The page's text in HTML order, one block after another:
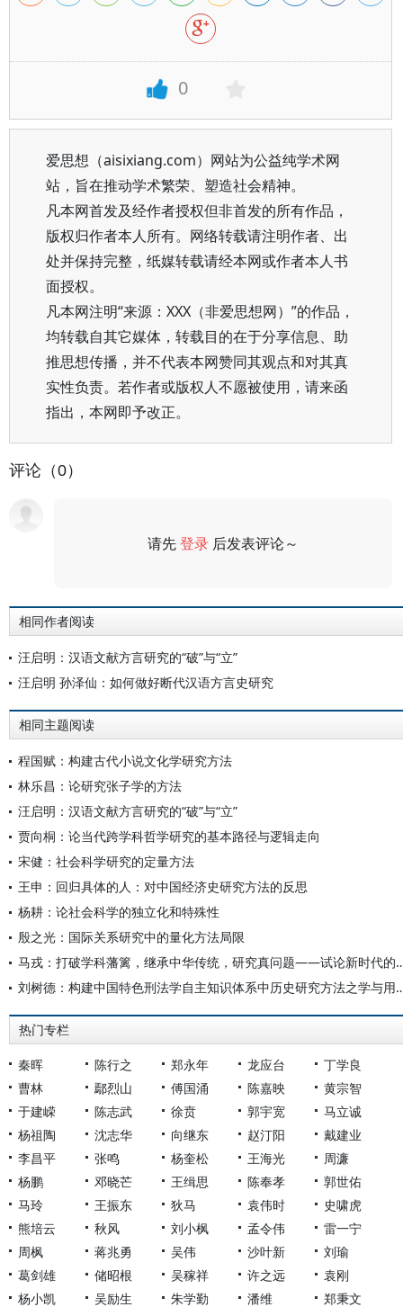
0
爱思想（aisixiang.com）网站为公益纯学术网
站，旨在推动学术繁荣、塑造社会精神。
凡本网首发及经作者授权但非首发的所有作品，
版权归作者本人所有。网络转载请注明作者、出
处并保持完整，纸媒转载请经本网或作者本人书
面授权。
凡本网注明“来源：XXX（非爱思想网）”的作品，
均转载自其它媒体，转载目的在于分享信息、助
推思想传播，并不代表本网赞同其观点和对其真
实性负责。若作者或版权人不愿被使用，请来函
指出，本网即予改正。
评论（0）
请先登录 后发表评论～
相同作者阅读
汪启明：汉语文献方言研究的“破”与“立”
汪启明 孙泽仙：如何做好断代汉语方言史研究
相同主题阅读
程国赋：构建古代小说文化学研究方法
林乐昌：论研究张子学的方法
汪启明：汉语文献方言研究的“破”与“立”
贾向桐：论当代跨学科哲学研究的基本路径与逻辑走向
宋健：社会科学研究的定量方法
王申：回归具体的人：对中国经济史研究方法的反思
杨耕：论社会科学的独立化和特殊性
殷之光：国际关系研究中的量化方法局限
马戎：打破学科藩篱，继承中华
刘树德：构建中国特色刑法学自主知识体
热门专栏
秦晖 陈行之 郑永年 龙应台
丁学良
曹林
鄢烈山 傅国涌 陈嘉映
黄宗智
于建嵘
陈志武 徐贲 郭宇宽
马立诚
杨祖陶
沈志华 向继东 赵汀阳
戴建业
李昌平
张鸣 杨奎松 王海光
周濂
杨鹏
邓晓芒 王缉思 陈奉孝
郭世佑
马玲
王振东 狄马 袁伟时
史啸虎
熊培云
秋风 刘小枫 孟令伟
雷一宁
周枫
蒋兆勇 吴伟 沙叶新
刘瑜
葛剑雄
储昭根 吴稼祥 许之远
袁刚
杨小凯
吴励生 朱学勤 潘维 郑秉文